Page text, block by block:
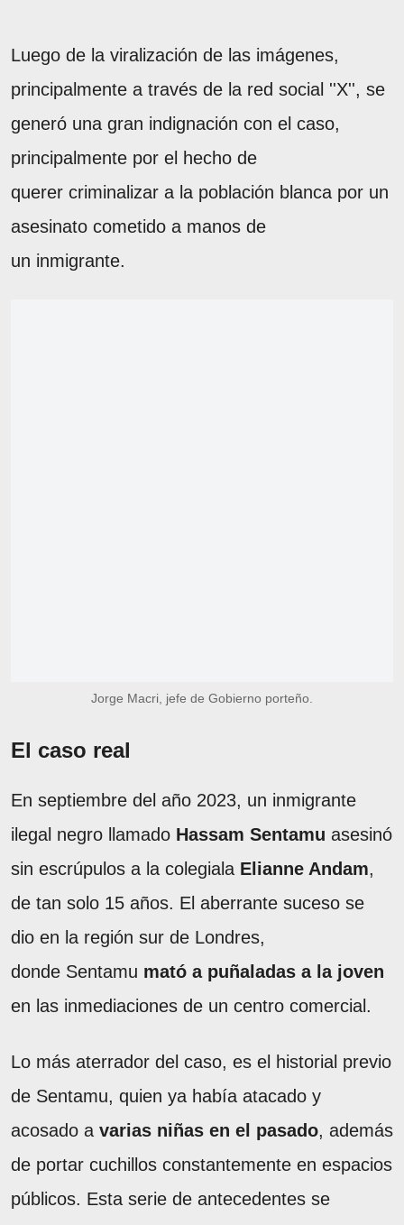
Luego de la viralización de las imágenes,
principalmente a través de la red social ''X'', se
generó una gran indignación con el caso,
principalmente por el hecho de
querer criminalizar a la población blanca por un
asesinato cometido a manos de
un inmigrante.
Jorge Macri, jefe de Gobierno porteño.
El caso real
En septiembre del año 2023, un inmigrante
ilegal negro llamado Hassam Sentamu asesinó
sin escrúpulos a la colegiala Elianne Andam,
de tan solo 15 años. El aberrante suceso se
dio en la región sur de Londres,
donde Sentamu mató a puñaladas a la joven
en las inmediaciones de un centro comercial.
Lo más aterrador del caso, es el historial previo
de Sentamu, quien ya había atacado y
acosado a varias niñas en el pasado, además
de portar cuchillos constantemente en espacios
públicos. Esta serie de antecedentes se